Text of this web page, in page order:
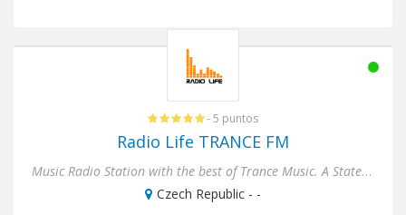
- 5 puntos
Radio Life TRANCE FM
Music Radio Station with the best of Trance Music. A State of Trance, Progressive Trance, Dream Trance, Vocal Trance....
Czech Republic - -